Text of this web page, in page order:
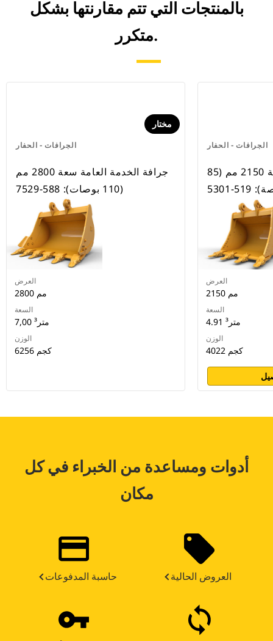
بالمنتجات التي تتم مقارنتها بشكل
متكرر.
الجرافات - الحفار
مختار
جرافة الخدمة العامة سعة 2800 مم
(110 بوصات): 588-7529
العرض
2800 مم
السعة
7,00 متر³
الوزن
6256 كجم
الجرافات - الحفار
جرافة الخدمة العامة 2150 مم (85
5301
العرض
2150 مم
السعة
4.91 متر³
الوزن
4022 كجم
أدوات ومساعدة من الخبراء في كل
مكان
حاسبة المدفوعات العروض الحالية